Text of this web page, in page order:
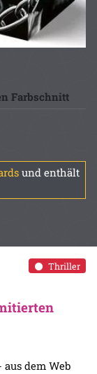
Farbschnitt
und enthält
Thriller
aus dem Web